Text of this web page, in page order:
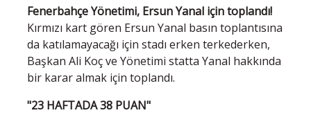
Fenerbahçe Yönetimi, Ersun Yanal için toplandı!
Kırmızı kart gören Ersun Yanal basın toplantısına
da katılamayacağı için stadı erken terkederken,
Başkan Ali Koç ve Yönetimi statta Yanal hakkında
bir karar almak için toplandı.
"23 HAFTADA 38 PUAN"